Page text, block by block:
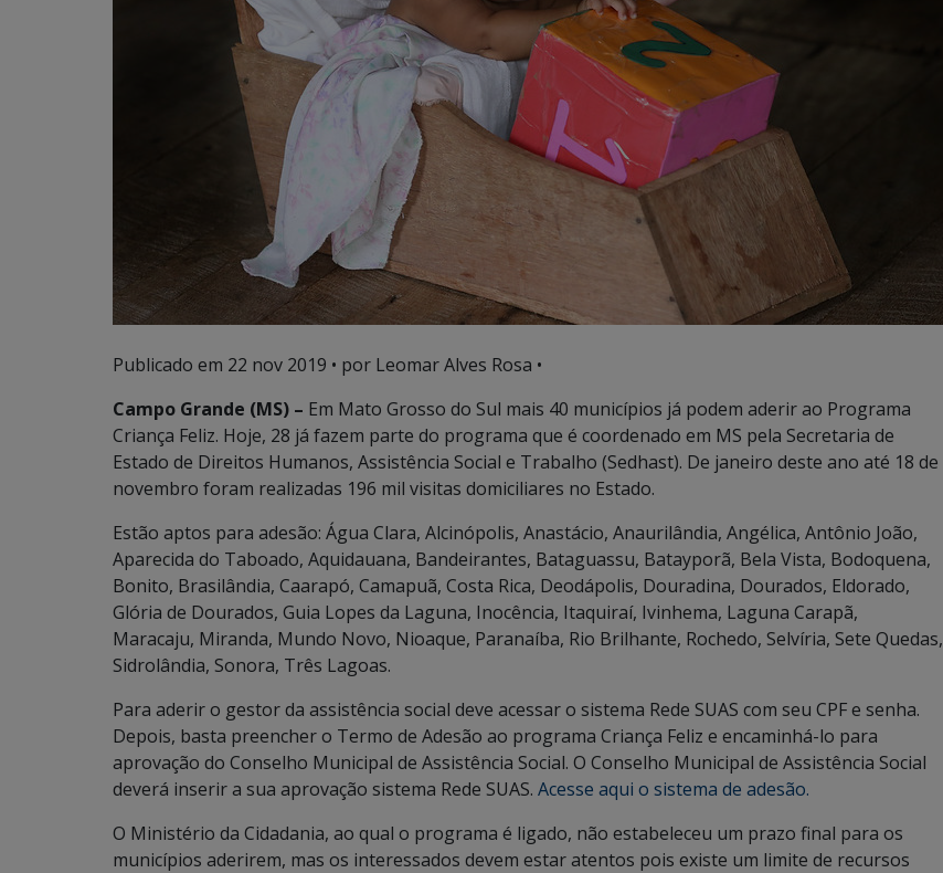
Publicado em 22 nov 2019 • por Leomar Alves Rosa •
Campo Grande (MS) – Em Mato Grosso do Sul mais 40 municípios já podem aderir ao Programa
Criança Feliz. Hoje, 28 já fazem parte do programa que é coordenado em MS pela Secretaria de
Estado de Direitos Humanos, Assistência Social e Trabalho (Sedhast). De janeiro deste ano até 18 de
novembro foram realizadas 196 mil visitas domiciliares no Estado.
Estão aptos para adesão: Água Clara, Alcinópolis, Anastácio, Anaurilândia, Angélica, Antônio João,
Aparecida do Taboado, Aquidauana, Bandeirantes, Bataguassu, Batayporã, Bela Vista, Bodoquena,
Bonito, Brasilândia, Caarapó, Camapuã, Costa Rica, Deodápolis, Douradina, Dourados, Eldorado,
Glória de Dourados, Guia Lopes da Laguna, Inocência, Itaquiraí, Ivinhema, Laguna Carapã,
Maracaju, Miranda, Mundo Novo, Nioaque, Paranaíba, Rio Brilhante, Rochedo, Selvíria, Sete Quedas,
Sidrolândia, Sonora, Três Lagoas.
Para aderir o gestor da assistência social deve acessar o sistema Rede SUAS com seu CPF e senha.
Depois, basta preencher o Termo de Adesão ao programa Criança Feliz e encaminhá-lo para
aprovação do Conselho Municipal de Assistência Social. O Conselho Municipal de Assistência Social
deverá inserir a sua aprovação sistema Rede SUAS. Acesse aqui o sistema de adesão.
O Ministério da Cidadania, ao qual o programa é ligado, não estabeleceu um prazo final para os
municípios aderirem, mas os interessados devem estar atentos pois existe um limite de recursos